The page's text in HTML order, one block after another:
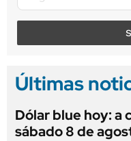
Últimas
Dólar blue hoy: a
sábado 8 de